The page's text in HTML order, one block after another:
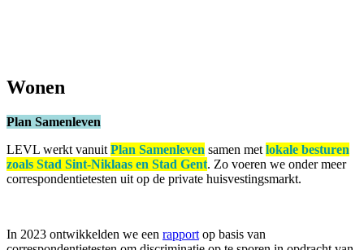
Wonen
Plan Samenleven
LEVL werkt vanuit Plan Samenleven samen met lokale besturen
zoals Stad Sint-Niklaas en Stad Gent. Zo voeren we onder meer
correspondentietesten uit op de private huisvestingsmarkt.
In 2023 ontwikkelden we een rapport op basis van